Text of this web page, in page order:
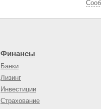
Финансы
Банки
Лизинг
Инвестиции
Страхование